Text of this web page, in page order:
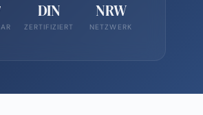
DIN
ZERTIFIZIERT
NRW
NETZWERK